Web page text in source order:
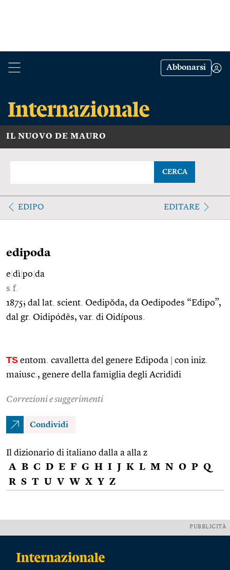
Abbonarsi
IL NUOVO DE MAURO
CERCA
EDIPO EDITARE
edipoda
e dì po da
s.f.
1875; dal lat. scient. Oedipŏda, da Oedipodes “Edipo”,
dal gr. Oidipódēs, var. di Oidípous.
TS entom. cavalletta del genere Edipoda
con iniz.
maiusc., genere della famiglia degli Acrididi
Correzioni e suggerimenti
Condividi
Il dizionario di italiano dalla a alla z
A B C D E F G H I J K L M N O P Q
R S T U V W X Y Z
PUBBLICITÀ